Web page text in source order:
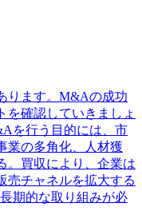
ります。M&Aの成功
を確認していきましょ
を行う目的には、市
業の多角化、人材獲
。買収により、企業は
売チャネルを拡大する
期的な取り組みが必